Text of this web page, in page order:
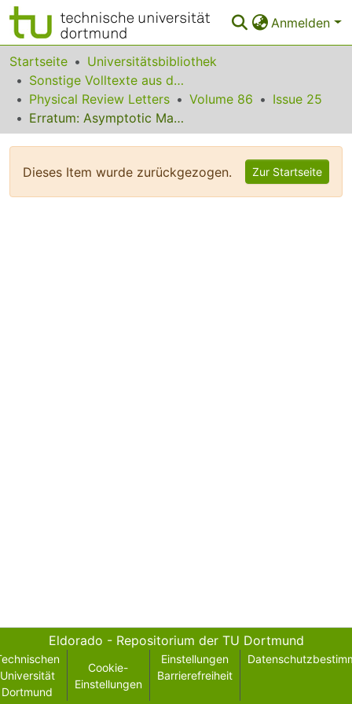
Anmelden
Bereiche & Sammlungen
Das gesamte Repositorium
Statistiken
Startseite
Universitätsbibliothek
Sonstige Volltexte aus dem Bibliotheksangebot
Physical Review Letters
Volume 86
Issue 25
Erratum: Asymptotic Manipulations of Entanglement Can Exhibit Genuine Irreversibility [Phys. Rev. Lett. 84, 4260 (2000)]
Dieses Item wurde zurückgezogen. Zur Startseite
Eldorado - Repositorium der TU Dortmund
Universität
Dortmund
Cookie-
Einstellungen
Einstellungen
Barrierefreiheit